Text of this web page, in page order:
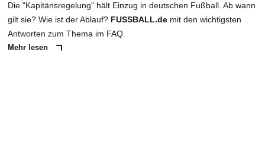
Die "Kapitänsregelung" hält Einzug in deutschen Fußball. Ab wann
gilt sie? Wie ist der Ablauf? FUSSBALL.de mit den wichtigsten
Antworten zum Thema im FAQ.
Mehr lesen